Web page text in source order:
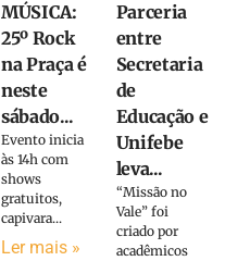
MÚSICA:
25º Rock
na Praça é
neste
sábado...
Evento inicia
às 14h com
shows
gratuitos,
capivara...
Ler mais »
Parceria
entre
Secretaria
de
Educação e
Unifebe
leva...
“Missão no
Vale” foi
criado por
acadêmicos